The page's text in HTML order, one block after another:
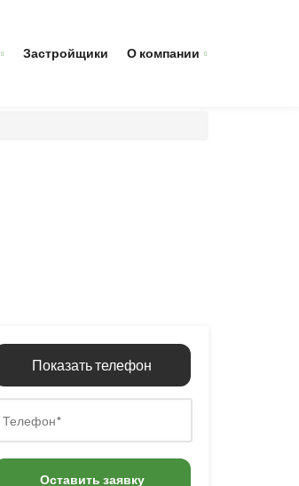
Застройщики О компании
Показать телефон
Оставить заявку